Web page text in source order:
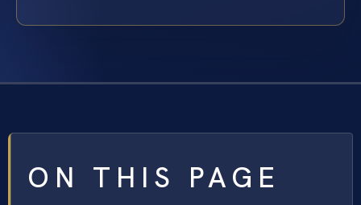
ON THIS PAGE